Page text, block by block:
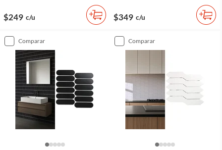
$249 c/u $349 c/u
comparar comparar